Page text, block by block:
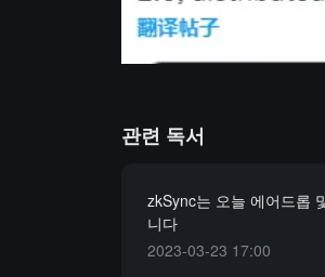
관련 독서
zkSync는 오늘 에어드롭
니다
2023-03-23 17:00